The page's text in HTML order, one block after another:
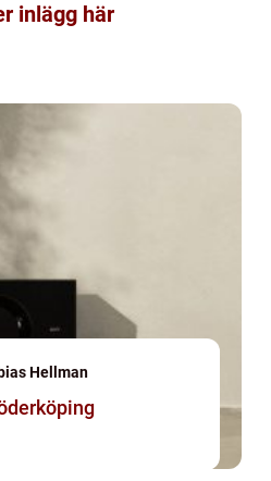
inlägg här
Hellman